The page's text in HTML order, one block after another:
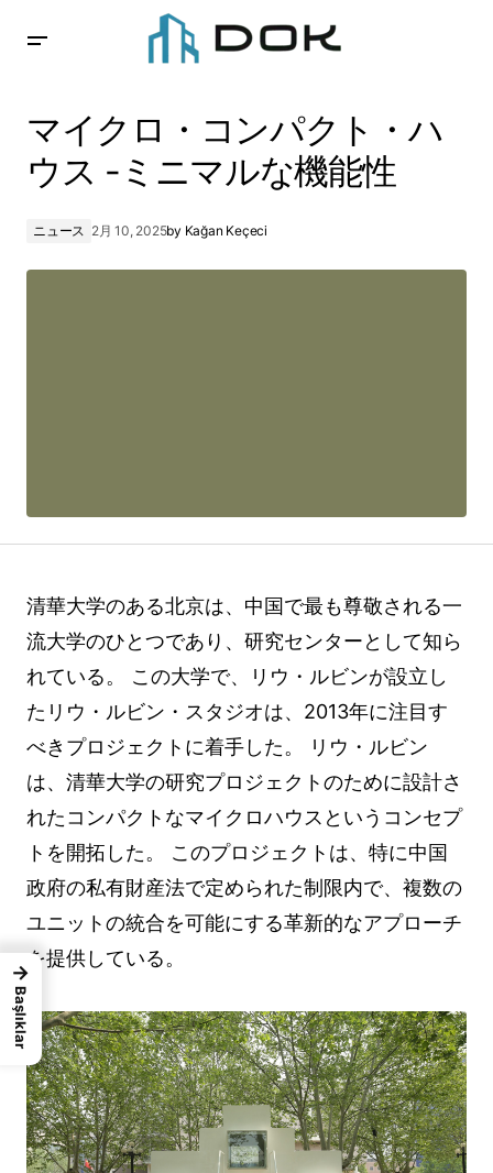
マイクロ・コンパクト・ハ
ウス -ミニマルな機能性
ニュース 2月 10, 2025by Kağan Keçeci
清華大学のある北京は、中国で最も尊敬される一
流大学のひとつであり、研究センターとして知ら
れている。 この大学で、リウ・ルビンが設立し
たリウ・ルビン・スタジオは、2013年に注目す
べきプロジェクトに着手した。 リウ・ルビン
は、清華大学の研究プロジェクトのために設計さ
れたコンパクトなマイクロハウスというコンセプ
トを開拓した。 このプロジェクトは、特に中国
政府の私有財産法で定められた制限内で、複数の
ユニットの統合を可能にする革新的なアプローチ
を提供している。
→
Başlıklar